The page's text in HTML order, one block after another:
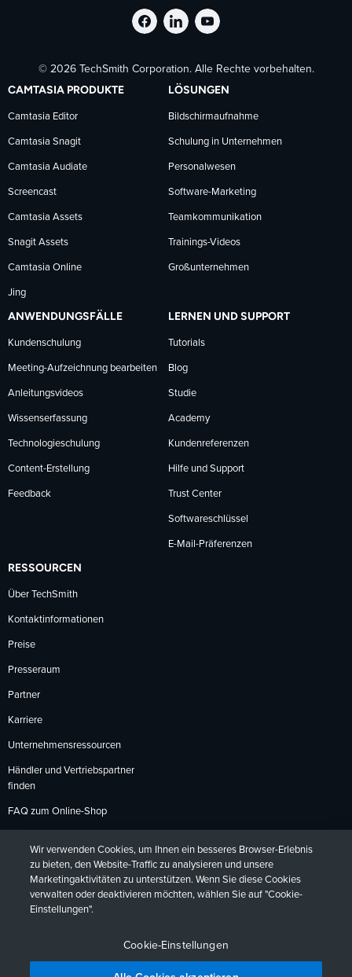
TechSmith
auf
Facebook
folgen
TechSmith
auf
LinkedIn
folgen
TechSmith
auf
YouTube
folgen
© 2026 TechSmith Corporation. Alle Rechte vorbehalten.
CAMTASIA PRODUKTE
Camtasia Editor
Camtasia Snagit
Camtasia Audiate
Screencast
Camtasia Assets
Snagit Assets
Camtasia Online
Jing
LÖSUNGEN
Bildschirmaufnahme
Schulung in Unternehmen
Personalwesen
Software-Marketing
Teamkommunikation
Trainings-Videos
Großunternehmen
ANWENDUNGSFÄLLE
Kundenschulung
Meeting-Aufzeichnung bearbeiten
Anleitungsvideos
Wissenserfassung
Technologieschulung
Content-Erstellung
Feedback
LERNEN UND SUPPORT
Tutorials
Blog
Studie
Academy
Kundenreferenzen
Hilfe und Support
Trust Center
Softwareschlüssel
E-Mail-Präferenzen
RESSOURCEN
Über TechSmith
Kontaktinformationen
Preise
Presseraum
Partner
Karriere
Unternehmensressourcen
Händler und Vertriebspartner
finden
FAQ zum Online-Shop
Rückgabebedingungen
DeutschFrançaisEspañol日本語
Wir verwenden Cookies, um Ihnen ein besseres Browser-Erlebnis
zu bieten, den Website-Traffic zu analysieren und unsere
Marketingaktivitäten zu unterstützen. Wenn Sie diese Cookies
verwalten oder deaktivieren möchten, wählen Sie auf "Cookie-
Einstellungen".
Cookie-Einstellungen